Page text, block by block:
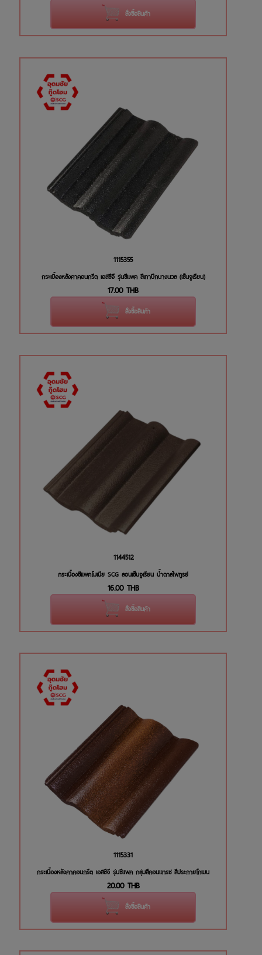
สั่งซื้อสินค้า
1115355
กระเบื้องหลังคาคอนกรีต เอสซีจี รุ่นซีแพค สีเทาปีกนางนวล (เซ็นจูเรียน)
17.00 THB
สั่งซื้อสินค้า
1144512
กระเบื้องซีแพคโมเนีย SCG ลอนเซ็นจูเรียน น้ำตาลไพฑูรย์
16.00 THB
สั่งซื้อสินค้า
1115331
กระเบื้องหลังคาคอนกรีต เอสซีจี รุ่นซีแพค กลุ่มสีคอนแทรซ สีประกายโกเมน
20.00 THB
สั่งซื้อสินค้า